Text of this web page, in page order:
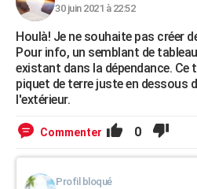
30 juin 2021 à 22:52
Houlà! Je ne souhaite pas créer
Pour info, un semblant de
existant dans la dépendance. Ce
piquet de terre juste en dessous
l'extérieur.
Commenter 0
Profil bloqué